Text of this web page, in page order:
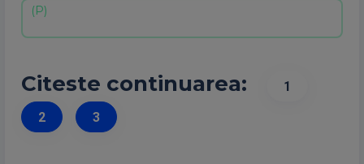
Citeste continuarea:
1
2
3